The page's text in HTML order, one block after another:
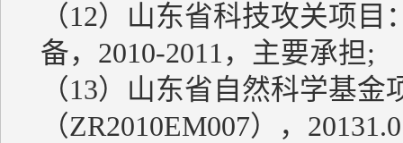
（12）山东省科技攻关项
备，2010-2011，主要承担;
（13）山东省自然科学基
（ZR2010EM007），